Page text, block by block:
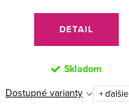
DETAIL
Skladom
Dostupné varianty
+ ďalšie